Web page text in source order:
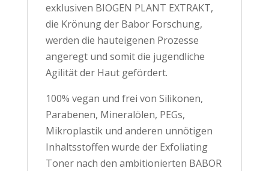
exklusiven BIOGEN PLANT EXTRAKT,
die Krönung der Babor Forschung,
werden die hauteigenen Prozesse
angeregt und somit die jugendliche
Agilität der Haut gefördert.
100% vegan und frei von Silikonen,
Parabenen, Mineralölen, PEGs,
Mikroplastik und anderen unnötigen
Inhaltsstoffen wurde der Exfoliating
Toner nach den ambitionierten BABOR